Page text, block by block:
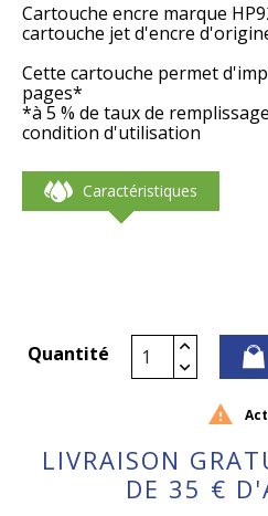
Cartouche encre marque
cartouche jet d'encre
Cette cartouche permet
pages*
*à 5 % de taux de
condition d'utilisation
Caractéristiques
Quantité

LIVRAISON
DE 35 €